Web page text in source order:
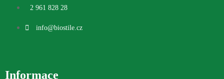
2 961 828 28
info@biostile.cz
Informace